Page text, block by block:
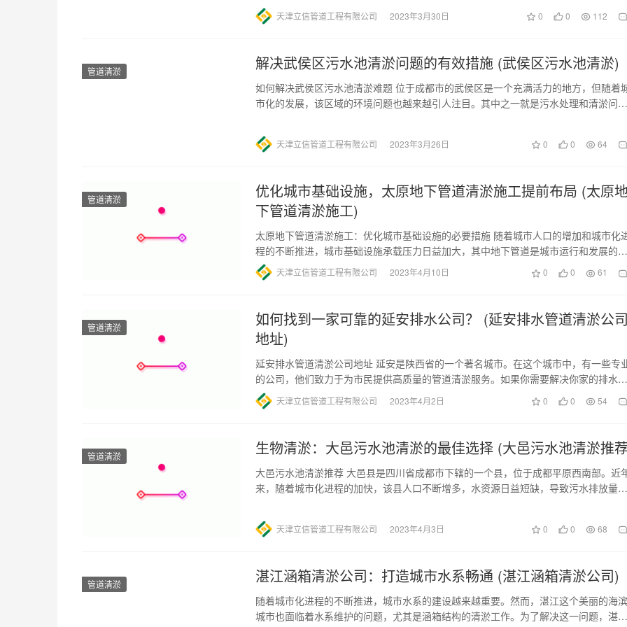
过程中发挥着关键作用。然而…
天津立信管道工程有限公司 2023年3月30日 0 0 112
管道清淤 解决武侯区污水池清淤问题的有效措施 (武侯区污水池清淤)
如何解决武侯区污水池清淤难题 位于成都市的武侯区是一个充满活力的地方，但随着
市化的发展，该区域的环境问题也越来越引人注目。其中之一就是污水处理和清淤问
天津立信管道工程有限公司 2023年3月26日 0 0 64
管道清淤
优化城市基础设施，太原地下管道清淤施工提前布局 (太原
下管道清淤施工)
太原地下管道清淤施工：优化城市基础设施的必要措施 随着城市人口的增加和城市化
程的不断推进，城市基础设施承载压力日益加大，其中地下管道是城市运行和发展的重
要基础。然而，由于管道老化…
天津立信管道工程有限公司 2023年4月10日 0 0 61
管道清淤
如何找到一家可靠的延安排水公司？ (延安排水管道清淤公司
地址)
延安排水管道清淤公司地址 延安是陕西省的一个著名城市。在这个城市中，有一些专
的公司，他们致力于为市民提供高质量的管道清淤服务。如果你需要解决你家的排水问
题，可以考虑寻找一个可靠的…
天津立信管道工程有限公司 2023年4月2日 0 0 54
管道清淤 生物清淤：大邑污水池清淤的最佳选择 (大邑污水池清淤推
大邑污水池清淤推荐 大邑县是四川省成都市下辖的一个县，位于成都平原西南部。近
来，随着城市化进程的加快，该县人口不断增多，水资源日益短缺，导致污水排放量大
天津立信管道工程有限公司 2023年4月3日 0 0 68
管道清淤 湛江涵箱清淤公司：打造城市水系畅通 (湛江涵箱清淤公司)
随着城市化进程的不断推进，城市水系的建设越来越重要。然而，湛江这个美丽的海滨
城市也面临着水系维护的问题，尤其是涵箱结构的清淤工作。为了解决这一问题，湛江